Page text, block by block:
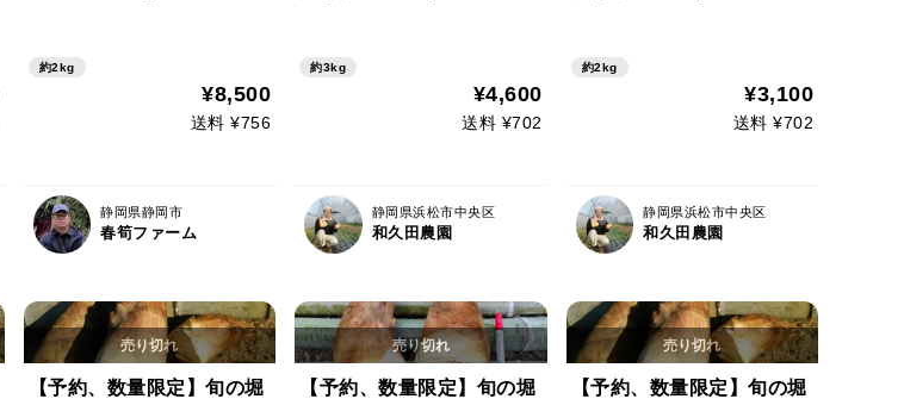
約2kg
¥8,500
送料 ¥756
静岡県静岡市
春筍ファーム
約3kg
¥4,600
送料 ¥702
静岡県浜松市中央区
和久田農園
約2kg
¥3,100
送料 ¥702
静岡県浜松市中央区
和久田農園
【予約、数量限定】旬の堀
【予約、数量限定】旬の堀
【予約、数量限定】旬の堀